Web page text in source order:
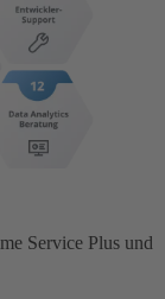
Service Plus und